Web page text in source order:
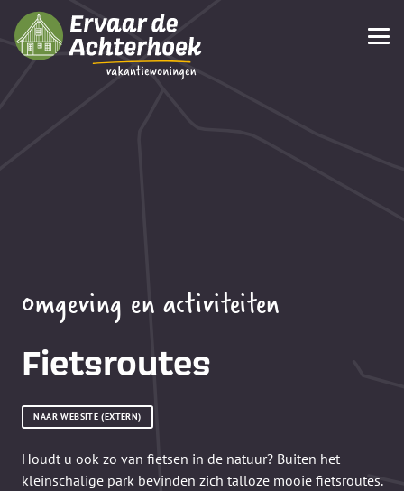
Omgeving en activiteiten
Fietsroutes
NAAR WEBSITE (EXTERN)
Houdt u ook zo van fietsen in de natuur? Buiten het
kleinschalige park bevinden zich talloze mooie fietsroutes.